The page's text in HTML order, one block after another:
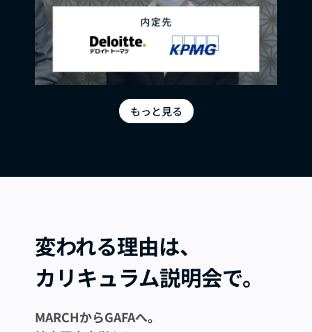
もっと見る
変われる理由は、
カリキュラム説明会で。
MARCHからGAFAへ。